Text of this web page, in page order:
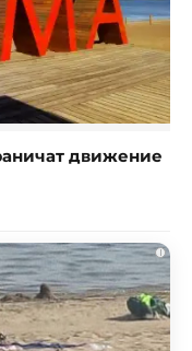
движение
i